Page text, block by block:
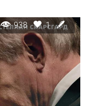
938 1